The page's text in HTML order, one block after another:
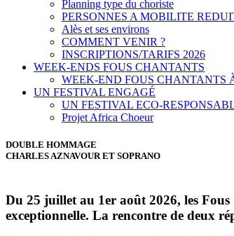
Planning type du choriste
PERSONNES A MOBILITE
Alès et ses environs
COMMENT VENIR ?
INSCRIPTIONS/TARIFS 2026
WEEK-ENDS FOUS CHANTANTS
WEEK-END FOUS CHANTANTS
UN FESTIVAL ENGAGÉ
UN FESTIVAL ECO-
Projet Africa Choeur
DOUBLE HOMMAGE
CHARLES AZNAVOUR ET SOPRANO
Du 25 juillet au 1er août 2026, les
exceptionnelle. La rencontre de deux